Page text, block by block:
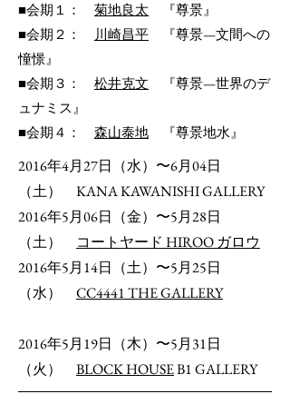
■会期１： 菊地良太 『尊景』
■会期２：
川崎昌平 『尊景—文間への
憧憬』
■会期３： 松井克文 『尊景—世界のデ
ュナミス』
■会期４： 森山泰地 『尊景地水』
2016年4月27日（水）〜6月04日
（土） KANA KAWANISHI GALLERY
2016年5月06日（金）〜5月28日
（土） コートヤード HIROO ガロウ
2016年5月14日（土）〜5月25日
（水） CC4441 THE GALLERY
2016年5月19日（木）〜5月31日
（火） BLOCK HOUSEB1 GALLERY